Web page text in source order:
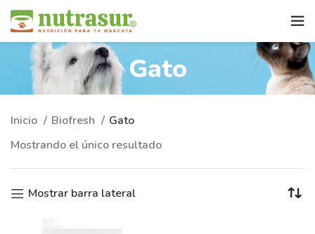
Gato
Inicio Biofresh
Gato
Mostrando el único resultado
Mostrar barra lateral